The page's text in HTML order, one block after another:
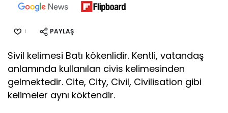
PAYLAŞ
Sivil kelimesi Batı kökenlidir. Kentli, vatandaş
anlamında kullanılan civis kelimesinden
gelmektedir. Cite, City, Civil, Civilisation gibi
kelimeler aynı köktendir.